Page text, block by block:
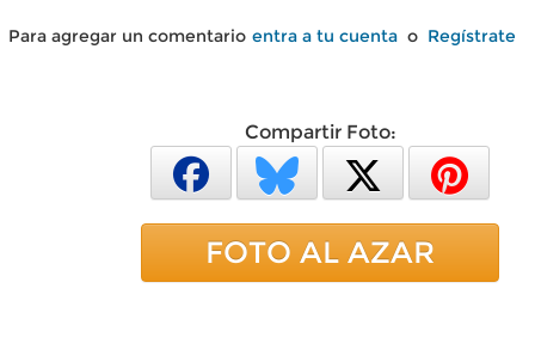
Para agregar un comentario entra a tu cuenta o Regístrate
Compartir Foto:
FOTO AL AZAR